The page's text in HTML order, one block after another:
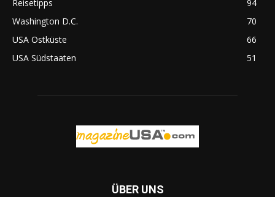
Reisetipps
94
Washington D.C.
70
USA Ostküste
66
USA Südstaaten
51
ÜBER UNS